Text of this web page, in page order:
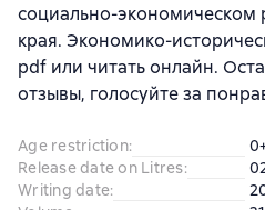
социально-экономическом
края. Экономико-
pdf или читать онлайн.
отзывы, голосуйте за
Age restriction:
Release date on Litres:
Writing date: